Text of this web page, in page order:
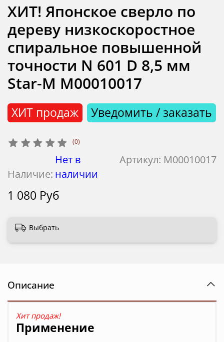
(0)
Артикул: М00010017
Наличие:
Нет в
наличии
ХИТ продаж Уведомить / заказать
ХИТ! Японское сверло по
дереву низкоскоростное
спиральное повышенной
точности N 601 D 8,5 мм
Star-M М00010017
1 080 Руб
Выбрать
Описание
Хит продаж!
Применение